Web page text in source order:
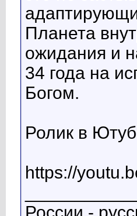
Планета
ожидания и
34 года на
Богом.
Ролик в
https://